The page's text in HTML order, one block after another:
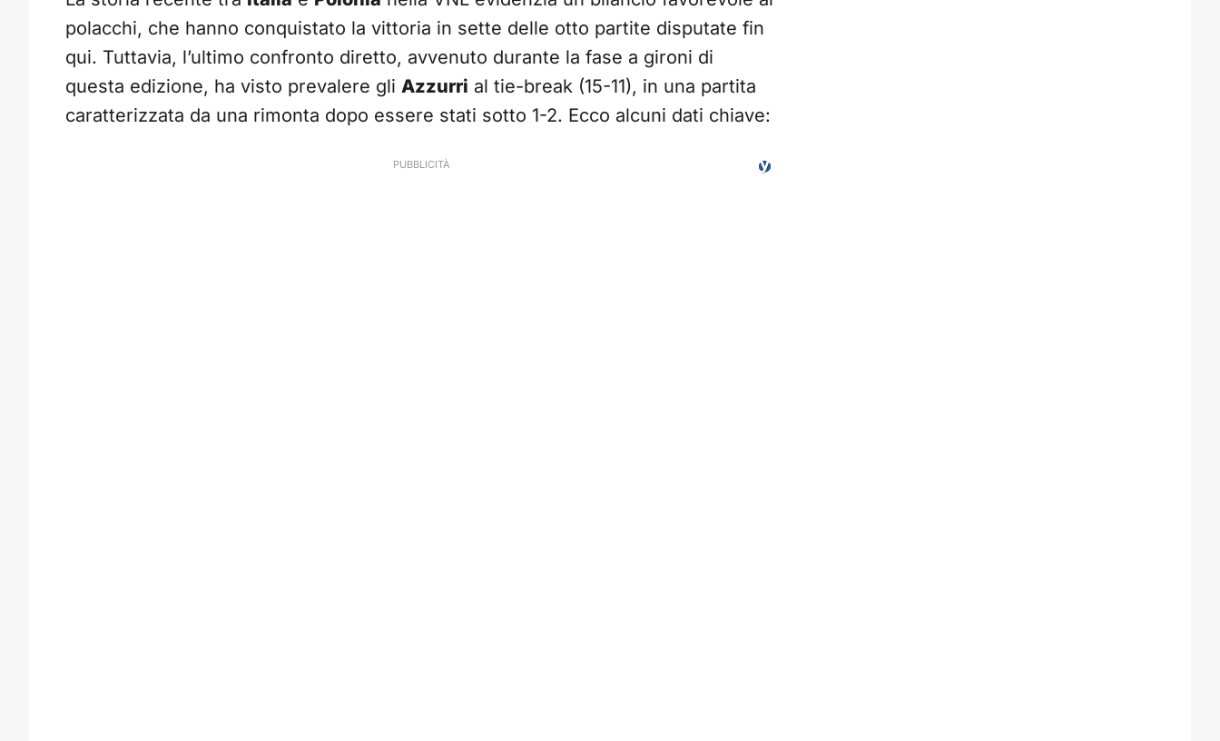
polacchi, che hanno conquistato la vittoria in sette delle otto partite disputate fin
qui. Tuttavia, l’ultimo confronto diretto, avvenuto durante la fase a gironi di
questa edizione, ha visto prevalere gli Azzurri al tie-break (15-11), in una partita
caratterizzata da una rimonta dopo essere stati sotto 1-2. Ecco alcuni dati chiave: